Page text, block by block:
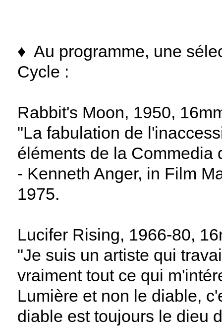
♦︎ Au programme, une
Cycle :
Rabbit's Moon, 1950,
"La fabulation de
éléments de la Commedia
- Kenneth Anger, in Film
1975.
Lucifer Rising, 1966-80,
"Je suis un artiste qui
vraiment tout ce qui
Lumière et non le diable,
diable est toujours le dieu